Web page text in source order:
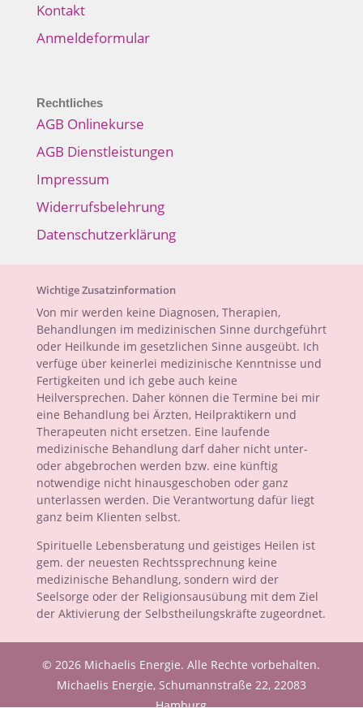
Kontakt
Anmeldeformular
Rechtliches
AGB Onlinekurse
AGB Dienstleistungen
Impressum
Widerrufsbelehrung
Datenschutzerklärung
Wichtige Zusatzinformation
Von mir werden keine Diagnosen, Therapien,
Behandlungen im medizinischen Sinne durchgeführt
oder Heilkunde im gesetzlichen Sinne ausgeübt. Ich
verfüge über keinerlei medizinische Kenntnisse und
Fertigkeiten und ich gebe auch keine
Heilversprechen. Daher können die Termine bei mir
eine Behandlung bei Ärzten, Heilpraktikern und
Therapeuten nicht ersetzen. Eine laufende
medizinische Behandlung darf daher nicht unter-
oder abgebrochen werden bzw. eine künftig
notwendige nicht hinausgeschoben oder ganz
unterlassen werden. Die Verantwortung dafür liegt
ganz beim Klienten selbst.
Spirituelle Lebensberatung und geistiges Heilen ist
gem. der neuesten Rechtssprechnung keine
medizinische Behandlung, sondern wird der
Seelsorge oder der Religionsausübung mit dem Ziel
der Aktivierung der Selbstheilungskräfte zugeordnet.
© 2026 Michaelis Energie. Alle Rechte vorbehalten.
Michaelis Energie, Schumannstraße 22, 22083
Hamburg